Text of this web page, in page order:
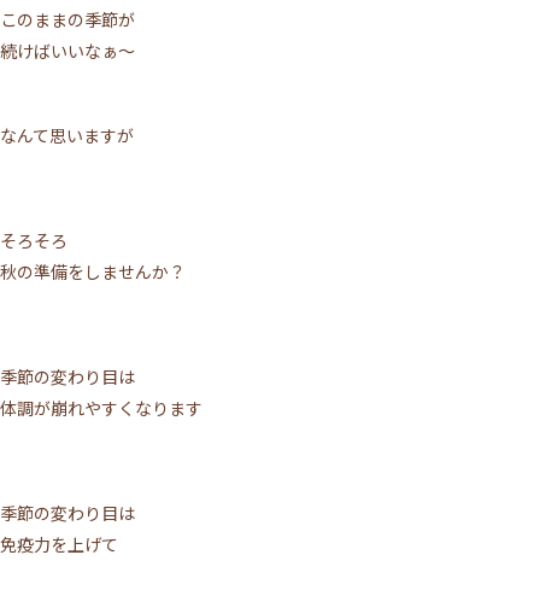
このままの季節が
続けばいいなぁ～
なんて思いますが
そろそろ
秋の準備をしませんか？
季節の変わり目は
体調が崩れやすくなります
季節の変わり目は
免疫力を上げて